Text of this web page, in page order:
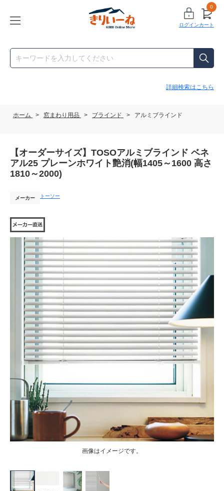
ログイン
0
カート
詳細検索はこちら
ホーム > 窓まわり用品 > ブラインド > アルミブラインド
【オーダーサイズ】TOSOアルミブラインド ベネ
アル25 プレーンホワイト艶消(幅1405～1600 高さ
1810～2000)
メーカー トーソー
画像はイメージです。